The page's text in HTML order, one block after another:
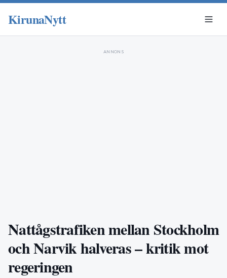
KirunaNytt
ANNONS
Nattågstrafiken mellan Stockholm
och Narvik halveras – kritik mot
regeringen